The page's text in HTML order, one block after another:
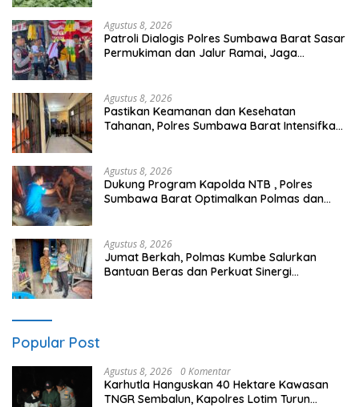
Agustus 8, 2026
Patroli Dialogis Polres Sumbawa Barat Sasar
Permukiman dan Jalur Ramai, Jaga
Agustus 8, 2026
Pastikan Keamanan dan Kesehatan
Tahanan, Polres Sumbawa Barat Intensifkan
Agustus 8, 2026
Dukung Program Kapolda NTB , Polres
Sumbawa Barat Optimalkan Polmas dan
Agustus 8, 2026
Jumat Berkah, Polmas Kumbe Salurkan
Bantuan Beras dan Perkuat Sinergi
Popular Post
Agustus 8, 2026 0 Komentar
Karhutla Hanguskan 40 Hektare Kawasan
TNGR Sembalun, Kapolres Lotim Turun